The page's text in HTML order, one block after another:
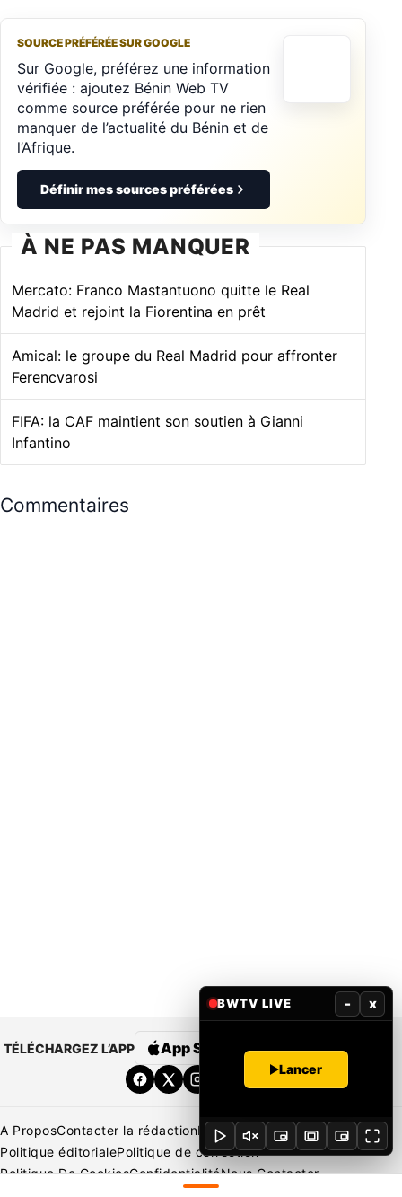
SOURCE PRÉFÉRÉE SUR GOOGLE
Sur Google, préférez une information
vérifiée : ajoutez Bénin Web TV
comme source préférée pour ne rien
manquer de l’actualité du Bénin et de
l’Afrique.
Définir mes sources préférées
À NE PAS MANQUER
Mercato: Franco Mastantuono quitte le Real
Madrid et rejoint la Fiorentina en prêt
Amical: le groupe du Real Madrid pour affronter
Ferencvarosi
FIFA: la CAF maintient son soutien à Gianni
Infantino
Commentaires
TÉLÉCHARGEZ L’APP App Store Google Play
A ProposContacter la rédactionRédaction Mentions légales
Politique éditorialePolitique de correction
Politique De CookiesConfidentialitéNous Contacter
BWTV LIVE - x
Lancer